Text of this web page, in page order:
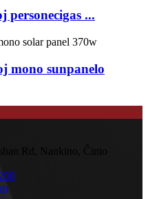
personecigas ...
mono sunpanelo
Rd, Nankino, Ĉinio